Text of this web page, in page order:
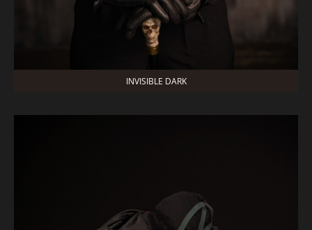
INVISIBLE DARK